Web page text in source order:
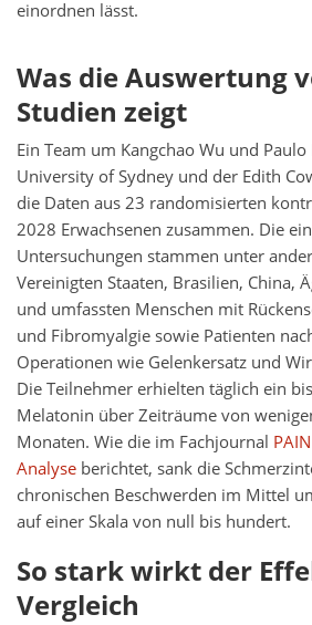
einordnen lässt.
Was die Auswertung
Studien zeigt
Ein Team um Kangchao Wu und
University of Sydney und der Edith
die Daten aus 23 randomisierten
2028 Erwachsenen zusammen. Die
Untersuchungen stammen unter
Vereinigten Staaten, Brasilien, China,
und umfassten Menschen mit
und Fibromyalgie sowie Patienten
Operationen wie Gelenkersatz und
Die Teilnehmer erhielten täglich ein
Melatonin über Zeiträume von
Monaten. Wie die im Fachjournal
Analyse berichtet, sank die
chronischen Beschwerden im Mittel
auf einer Skala von null bis hundert.
So stark wirkt der
Vergleich